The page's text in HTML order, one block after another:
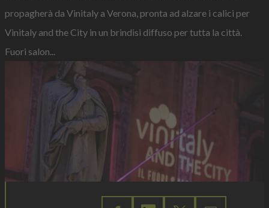
propagherà da Vinitaly a Verona, pronta ad alzare i calici per
Vinitaly and the City in un brindisi diffuso per tutta la città.
Fuori salon...